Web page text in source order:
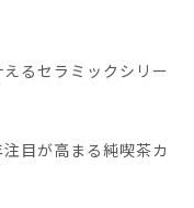
るセラミックシリー
目が高まる純喫茶カ